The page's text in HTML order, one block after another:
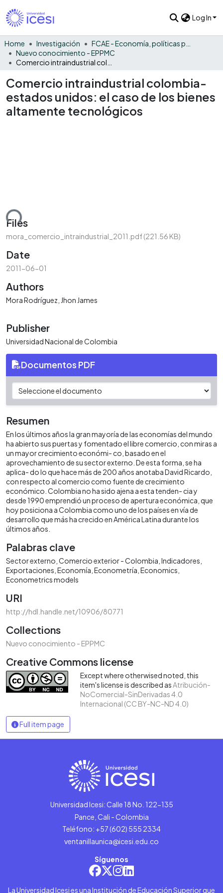
Log In
Home Investigación
Nuevo conocimiento - EPPMC
Comercio intraindustrial colombia-
estados unidos: el caso de los bienes
altamente tecnológicos
Files
mora_comercio_intraindustrial_2011.pdf(221.56 KB)
Date
2011-06-01
Authors
Mora Rodríguez, Jhon James
Publisher
Universidad Nacional de Colombia
Documentos PDF
Resumen
En los últimos años la gran mayoría de las economías del mundo
ha abierto sus puertas y fomentado el libre comercio, con miras a
un mayor crecimiento económi- co, basado en el
aprovechamiento de su sector externo. De esta forma, se ha
aplica- do lo que hace más de 200 años anotaba David Ricardo,
con respecto al comercio como fuente de crecimiento
económico. Colombia no ha sido ajena a esta tenden- cia y
desde 1990 emprendió un proceso de apertura económica, que
hoy posiciona a Colombia como uno de los países en vía de
desarrollo que más ha crecido en América Latina durante los
últimos años.
Palabras clave
Sector externo Comercio exterior - Colombia Indicadores
Exportaciones Economía Econometría Economics
Econometrics models
URI
http://hdl.handle.net/10906/80771
Collections
Nuevo conocimiento - EPPMC
Creative Commons license
Except where otherwised noted, this
item's license is described asAtribución-
NoComercial-SinDerivadas 4.0
Internacional (CC BY-NC-ND 4.0)
Full item page
Universidad Icesi: Calle 18 No. 122-135
Pance, Cali - Colombia
Teléfono: +57 (602) 555 2334
ventanillaunica@icesi.edu.co
Síguenos
La Universidad Icesi es una Institución de Educación Superior que